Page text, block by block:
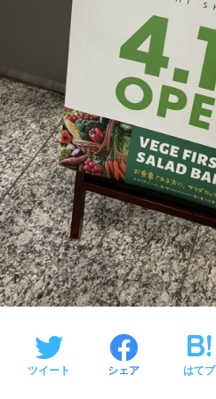
ツイート シェア はてブ